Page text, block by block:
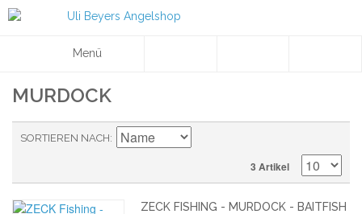
Menü
MURDOCK
SORTIEREN NACH
3 Artikel
ZECK FISHING - MURDOCK - BAITFISH